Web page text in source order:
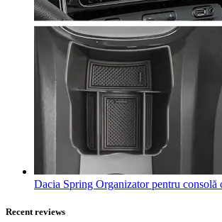
Dacia Spring Organizator pentru consolă
Recent reviews